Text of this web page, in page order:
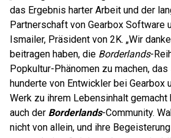
das Ergebnis harter Arbeit und der
Partnerschaft von Gearbox Software
Ismailer, Präsident von 2K. „Wir
beitragen haben, die Borderlands-
Popkultur-Phänomen zu machen,
hunderte von Entwickler bei Gearbox
Werk zu ihrem Lebensinhalt gemacht
auch der Borderlands-Community.
nicht von allein, und ihre